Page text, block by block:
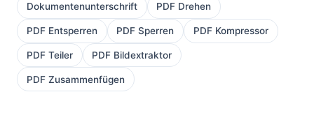
Dokumentenunterschrift PDF Drehen
PDF Entsperren PDF Sperren PDF Kompressor
PDF Teiler PDF Bildextraktor
PDF Zusammenfügen